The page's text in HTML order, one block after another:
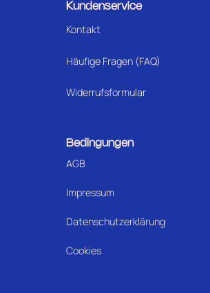
Kundenservice
Kontakt
Häufige Fragen (FAQ)
Widerrufsformular
Bedingungen
AGB
Impressum
Datenschutzerklärung
Cookies